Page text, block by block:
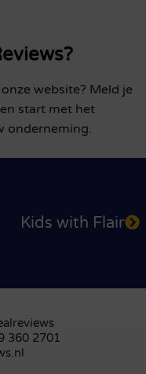
website? Meld je
en start met het
onderneming.
Kids with Flair
360 2701